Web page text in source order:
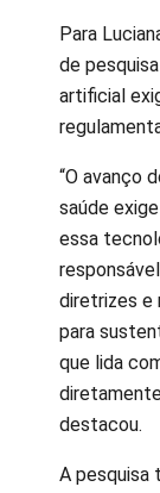
Para
de
artificial
“O avanço
saúde
essa
diretrizes e
para
que lida
destacou.
A pesquisa